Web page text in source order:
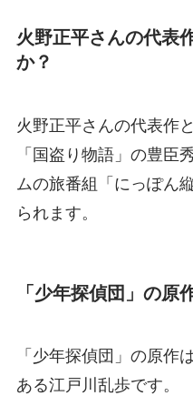
火野正平さんの代表
か？
火野正平さんの代表作
「国盗り物語」の豊臣
ムの旅番組「にっぽん
られます。
「少年探偵団」の原
「少年探偵団」の原作
ある江戸川乱歩です。